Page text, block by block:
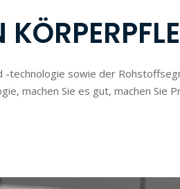
technologie sowie der
machen Sie es gut, machen Sie